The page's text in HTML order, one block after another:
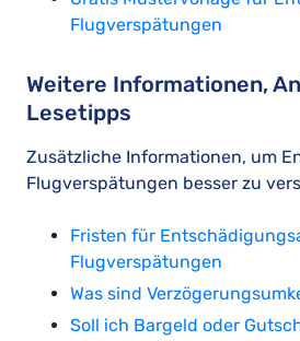
Flugverspätungen
Weitere Informationen,
Lesetipps
Zusätzliche Informationen, um
Flugverspätungen besser zu
Fristen für
Flugverspätungen
Was sind
Soll ich Bargeld oder